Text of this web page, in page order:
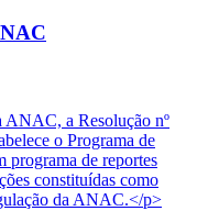
a Resolução nº
o Programa de
programa de reportes
constituídas como
da ANAC.</p>